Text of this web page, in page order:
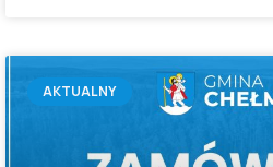
AKTUALNY